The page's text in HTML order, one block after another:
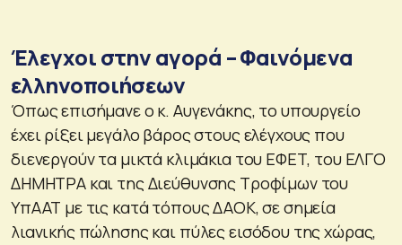
Έλεγχοι στην αγορά – Φαινόμενα
ελληνοποιήσεων
Όπως επισήμανε ο κ. Αυγενάκης, το υπουργείο
έχει ρίξει μεγάλο βάρος στους ελέγχους που
διενεργούν τα μικτά κλιμάκια του ΕΦΕΤ, του ΕΛΓΟ
ΔΗΜΗΤΡΑ και της Διεύθυνσης Τροφίμων του
ΥπΑΑΤ με τις κατά τόπους ΔΑΟΚ, σε σημεία
λιανικής πώλησης και πύλες εισόδου της χώρας,